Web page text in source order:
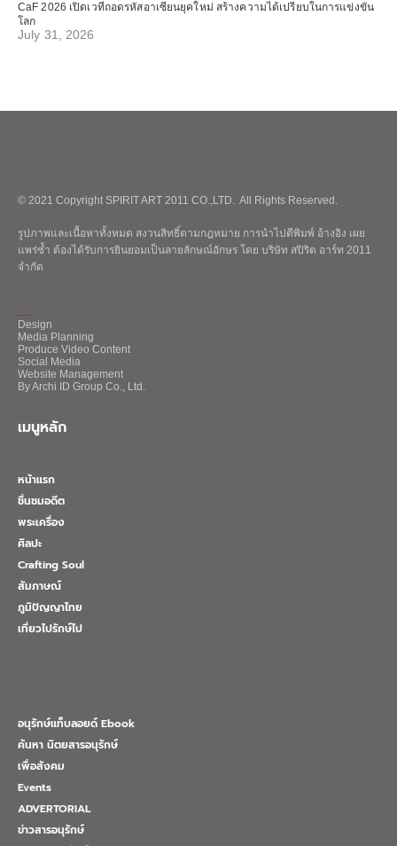
CaF 2026 เปิดเวทีถอดรหัสอาเซียนยุคใหม่ สร้างความได้เปรียบในการแข่งขัน
โลก
July 31, 2026
© 2021 Copyright SPIRIT ART 2011 CO.,LTD. All Rights Reserved.
รูปภาพและเนื้อหาทั้งหมด สงวนสิทธิ์ตามกฎหมาย การนำไปตีพิมพ์ อ้างอิง เผย
แพร่ซ้ำ ต้องได้รับการยินยอมเป็นลายลักษณ์อักษร โดย บริษัท สปิริต อาร์ท 2011
จำกัด
Design
Media Planning
Produce Video Content
Social Media
Website Management
By Archi ID Group Co., Ltd.
เมนูหลัก
หน้าแรก
ชื่นชมอดีต
พระเครื่อง
ศิลปะ
Crafting Soul
สัมภาษณ์
ภูมิปัญญาไทย
เที่ยวไปรักษ์ไป
อนุรักษ์แท็บลอยด์ Ebook
ค้นหา นิตยสารอนุรักษ์
เพื่อสังคม
Events
ADVERTORIAL
ข่าวสารอนุรักษ์